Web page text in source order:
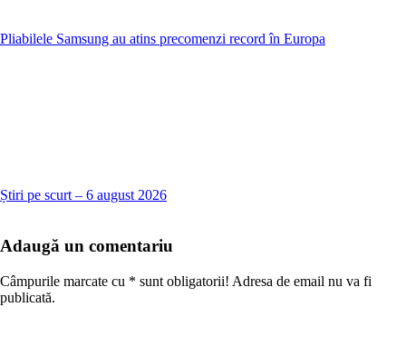
Pliabilele Samsung au atins precomenzi record în Europa
Știri pe scurt – 6 august 2026
Adaugă un comentariu
Câmpurile marcate cu * sunt obligatorii! Adresa de email nu va fi
publicată.